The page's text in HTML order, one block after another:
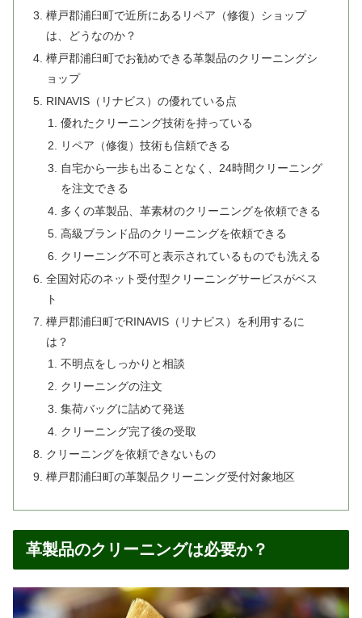
樺戸郡浦臼町で近所にあるリペア（修復）ショップ
は、どうなのか？
樺戸郡浦臼町でお勧めできる革製品のクリーニングシ
ョップ
RINAVIS（リナビス）の優れている点
優れたクリーニング技術を持っている
リペア（修復）技術も信頼できる
自宅から一歩も出ることなく、24時間クリーニング
を注文できる
多くの革製品、革素材のクリーニングを依頼できる
高級ブランド品のクリーニングを依頼できる
クリーニング不可と表示されているものでも洗える
全国対応のネット受付型クリーニングサービスがベス
ト
樺戸郡浦臼町でRINAVIS（リナビス）を利用するに
は？
不明点をしっかりと相談
クリーニングの注文
集荷バッグに詰めて発送
クリーニング完了後の受取
クリーニングを依頼できないもの
樺戸郡浦臼町の革製品クリーニング受付対象地区
革製品のクリーニングは必要か？